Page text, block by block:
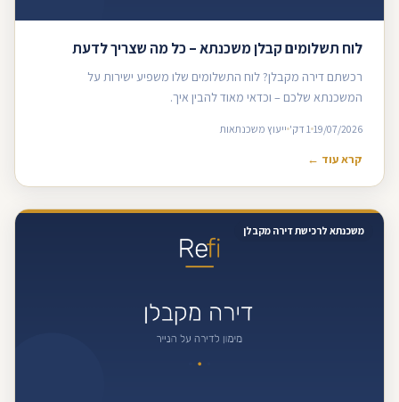
לוח תשלומים קבלן משכנתא – כל מה שצריך לדעת
רכשתם דירה מקבלן? לוח התשלומים שלו משפיע ישירות על
המשכנתא שלכם – וכדאי מאוד להבין איך.
19/07/2026 1 דק' ייעוץ משכנתאות
קרא עוד ←
משכנתא לרכישת דירה מקבלן